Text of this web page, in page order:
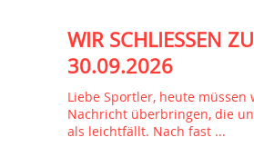
WIR SCHLIESSEN
0.09.2026
Liebe Sportler, heute müssen
Nachricht überbringen, die
als leichtfällt. Nach fast ...